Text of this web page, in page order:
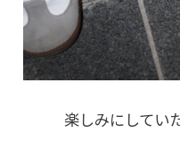
楽しみにしてい